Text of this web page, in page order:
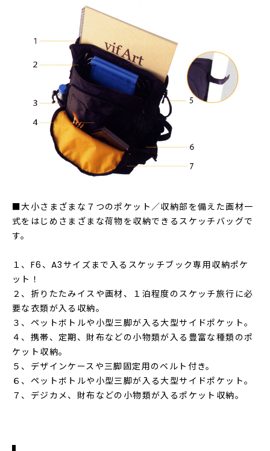
■大小さまざまな７つのポケット／収納部を備えた画材一
式をはじめさまざまな荷物を収納できるスケッチバッグで
す。
１、F6、A3サイズまで入るスケッチブック専用収納ポケ
ット！
２、折りたたみイスや画材、１泊程度のスケッチ旅行に必
要な衣類が入る収納。
３、ペットボトルや小型三脚が入る大型サイドポケット。
４、携帯、定期、財布などの小物類が入る豊富な種類のポ
ケット収納。
５、デザインケースや三脚固定用のベルト付き。
６、ペットボトルや小型三脚が入る大型サイドポケット。
７、デジカメ、財布などの小物類が入るポケット収納。